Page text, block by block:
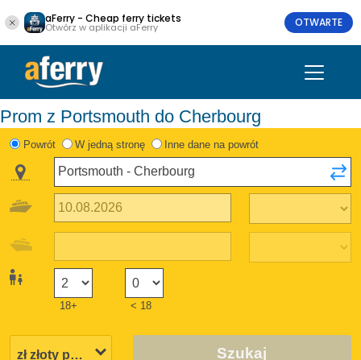
aFerry - Cheap ferry tickets
Otwórz w aplikacji aFerry OTWARTE
Prom z Portsmouth do Cherbourg
Powrót W jedną stronę Inne dane na powrót
18+ < 18
Szukaj